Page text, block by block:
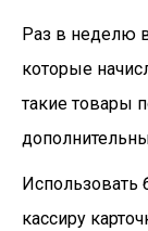
Раз в неделю
которые
такие товары
Использовать
кассиру